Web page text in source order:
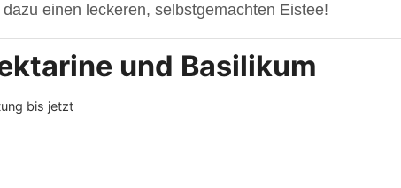
einen leckeren, selbstgemachten Eistee!
und Basilikum
bis jetzt